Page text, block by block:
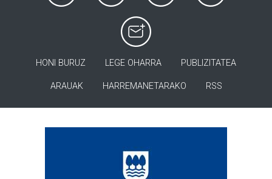
HONI BURUZ LEGE OHARRA PUBLIZITATEA
ARAUAK HARREMANETARAKO RSS